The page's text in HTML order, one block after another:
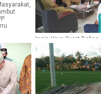
Ingin Urus Surat Bebas
Syarat Harus